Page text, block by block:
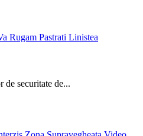
de securitate de...